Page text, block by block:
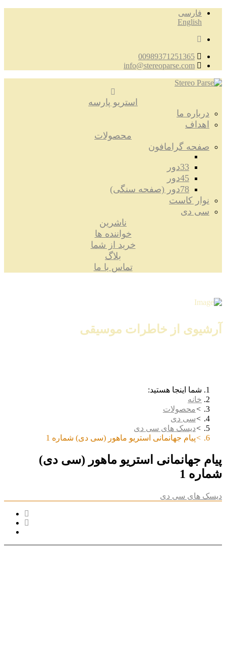
فارسی
English
00989371251365
info@stereoparse.com
استریو پارسه
درباره ما
اهداف
محصولات
صفحه گرامافون
33دور
45دور
78دور (صفحه سنگی)
نوار کاست
سی دی
ناشرین
خواننده ها
خرید از شما
بلاگ
تماس با ما
آرشیوی از خاطرات موسیقی
شما اینجا هستید:
خانه
محصولات
سی دی
دیسک های سی دی
پیام جهانمانی استریو ماهور (سی دی) شماره 1
پیام جهانمانی استریو ماهور (سی دی)
شماره 1
دیسک های سی دی